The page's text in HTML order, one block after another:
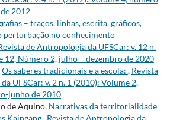
2012
– traços, linhas, escrita, gráficos,
perturbação no conhecimento
de Antropologia da UFSCar: v. 12 n.
12, Número 2, julho – dezembro de 2020
Os saberes tradicionais e a escola: , Revista
UFSCar: v. 2 n. 1 (2010): Volume 2,
junho de 2010
de Aquino, Narrativas da territorialidade
Kaingang Revista de Antropologia da